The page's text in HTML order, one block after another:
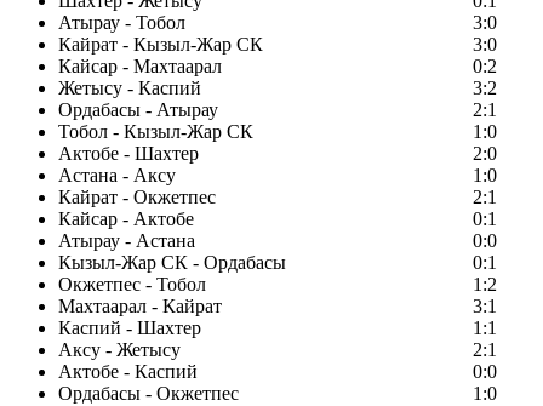
Атырау - Тобол
3:0
Кайрат - Кызыл-Жар СК
3:0
Кайсар - Махтаарал
0:2
Жетысу - Каспий
3:2
Ордабасы - Атырау
2:1
Тобол - Кызыл-Жар СК
1:0
Актобе - Шахтер
2:0
Астана - Аксу
1:0
Кайрат - Окжетпес
2:1
Кайсар - Актобе
0:1
Атырау - Астана
0:0
Кызыл-Жар СК - Ордабасы
0:1
Окжетпес - Тобол
1:2
Махтаарал - Кайрат
3:1
Каспий - Шахтер
1:1
Аксу - Жетысу
2:1
Актобе - Каспий
0:0
Ордабасы - Окжетпес
1:0